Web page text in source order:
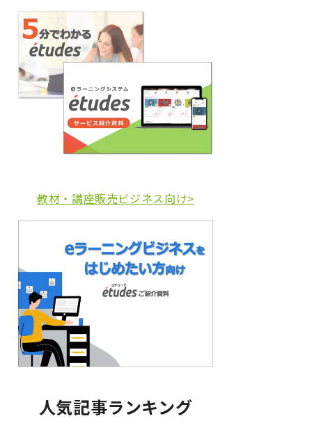
教材・講座販売ビジネス向け>
人気記事ランキング